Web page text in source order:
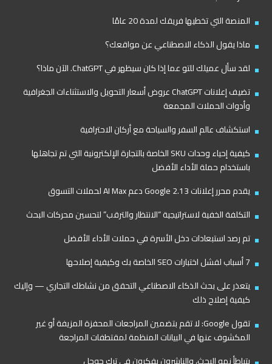
المنصة التي تخطيها فريقك لمدة 20 عامًا
ماذا يقول الذكاء الاصطناعي عن مواقعك؟
لقد سأل عميلك للتو عما إذا كان سيظهر في ChatGPT. الآن ماذا؟
تضيف إعلانات ChatGPT عروض أسعار التحويل والاستثناءات الجغرافية
وأدوات الحملات المجمعة
استكشاف عالم السفر والسياحة مع أركان الاحترافية
كيفية إحياء وحدات SKU الخاصة بالتجارة الإلكترونية التي تم تجاهلها
باستخدام حملة الأداء الأفضل
يقدم محرر إعلانات Google 2.13 دعم AI Max لحملات التسوق
التكلفة الخفية لاستراتيجية “الانتظار والترقب” لتحسين محركات البحث
تم رصد استبعادات دخل الأسرة في حملات الأداء الأفضل
7 أسباب لفشل اختبارات SEO الخاصة بك وكيفية إصلاحها
يتعذر على بحث الذكاء الاصطناعي التحقق من نشاطك التجاري — وإليك
كيفية إصلاح ذلك
تقول Google: لا تقم بتضمين المراجعات المحفزة المزيفة أو غير
المكشوف عنها في البيانات المنظمة لمقتطفات المراجعة
يتباطأ نمو البحث، والناشرون يفكرون في ترك جوجل